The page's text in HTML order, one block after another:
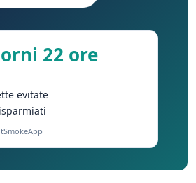
22 ore
evitate